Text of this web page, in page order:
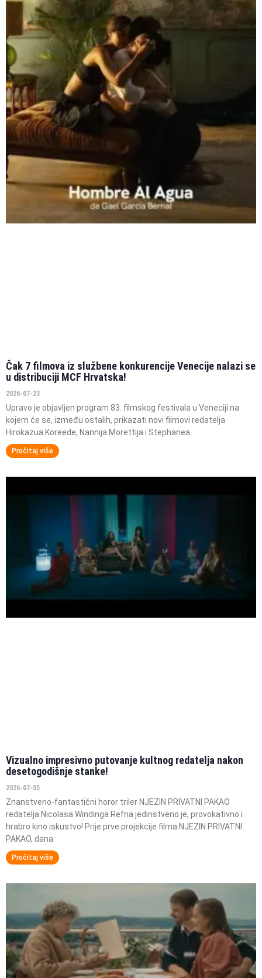
Čak 7 filmova iz službene konkurencije Venecije nalazi se
u distribuciji MCF Hrvatska!
2026-07-23
Upravo je objavljen program 83. filmskog festivala u Veneciji na
kojem će se, između ostalih, prikazati novi filmovi redatelja
Hirokazua Koreede, Nannija Morettija i Stephanea
Pročitaj više
Vizualno impresivno putovanje kultnog redatelja nakon
desetogodišnje stanke!
2026-07-05
Znanstveno-fantastični horor triler NJEZIN PRIVATNI PAKAO
redatelja Nicolasa Windinga Refna jedinstveno je, provokativno i
hrabro kino iskustvo! Prije prve projekcije filma NJEZIN PRIVATNI
PAKAO, dana
Pročitaj više